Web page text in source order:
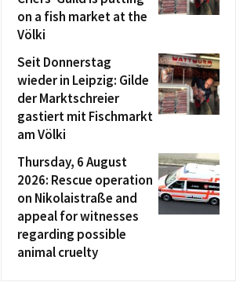
on a fish market at the
Völki
Seit Donnerstag
wieder in Leipzig: Gilde
der Marktschreier
gastiert mit Fischmarkt
am Völki
Thursday, 6 August
2026: Rescue operation
on Nikolaistraße and
appeal for witnesses
regarding possible
animal cruelty